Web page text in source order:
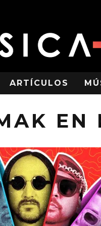
ARTÍCULOS
EN